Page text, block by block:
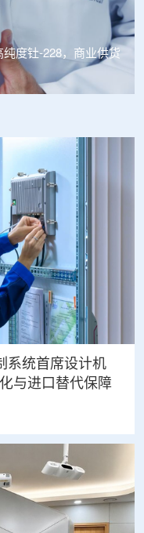
度钍-228，商业供货
系统首席设计机
与进口替代保障